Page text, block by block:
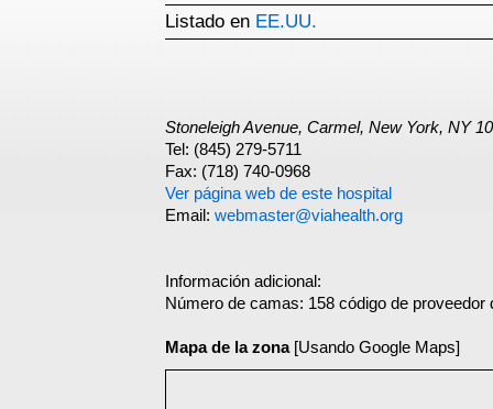
Listado en EE.UU.
Stoneleigh Avenue, Carmel, New York, NY
Tel: (845) 279-5711
Fax: (718) 740-0968
Ver página web de este hospital
Email: webmaster@viahealth.org
Información adicional:
Número de camas: 158 código de proveedor
Mapa de la zona[Usando Google Maps]